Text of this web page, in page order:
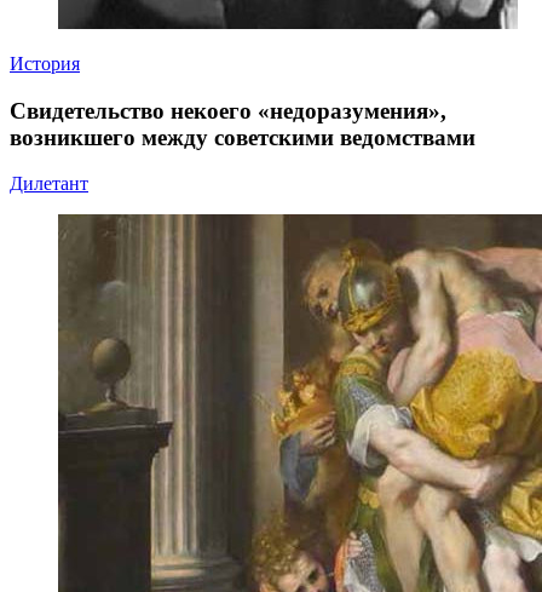
История
Свидетельство некоего «недоразумения»,
возникшего между советскими ведомствами
Дилетант